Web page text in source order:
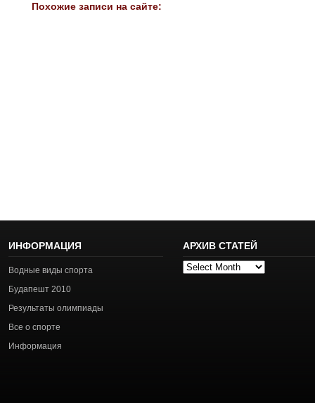
Похожие записи на сайте:
ИНФОРМАЦИЯ
Водные виды спорта
Будапешт 2010
Результаты олимпиады
Все о спорте
Информация
АРХИВ СТАТЕЙ
Архив